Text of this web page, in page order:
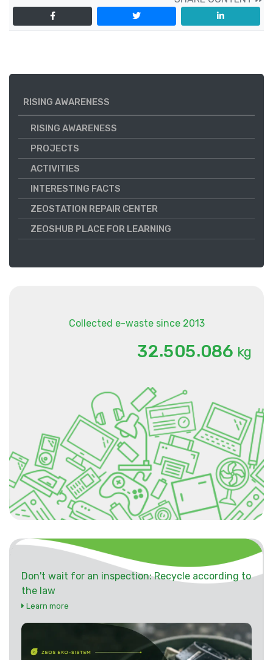
RISING AWARENESS
RISING AWARENESS
PROJECTS
ACTIVITIES
INTERESTING FACTS
ZEOSTATION REPAIR CENTER
ZEOSHUB PLACE FOR LEARNING
Collected e-waste since 2013
32.505.086 kg
Don't wait for an inspection: Recycle according to
the law
Learn more